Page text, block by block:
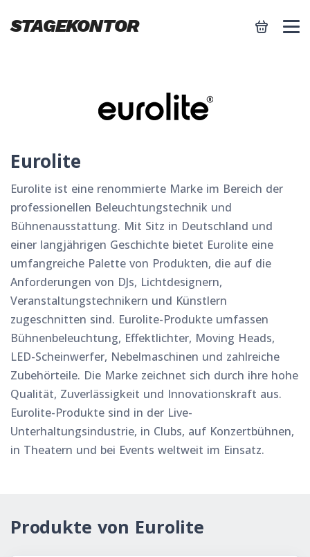
STAGEKONTOR
Eu­ro­li­te
Eurolite ist eine renommierte Marke im Bereich der
professionellen Beleuchtungstechnik und
Bühnenausstattung. Mit Sitz in Deutschland und
einer langjährigen Geschichte bietet Eurolite eine
umfangreiche Palette von Produkten, die auf die
Anforderungen von DJs, Lichtdesignern,
Veranstaltungstechnikern und Künstlern
zugeschnitten sind. Eurolite-Produkte umfassen
Bühnenbeleuchtung, Effektlichter, Moving Heads,
LED-Scheinwerfer, Nebelmaschinen und zahlreiche
Zubehörteile. Die Marke zeichnet sich durch ihre hohe
Qualität, Zuverlässigkeit und Innovationskraft aus.
Eurolite-Produkte sind in der Live-
Unterhaltungsindustrie, in Clubs, auf Konzertbühnen,
in Theatern und bei Events weltweit im Einsatz.
Produkte von Eu­ro­li­te